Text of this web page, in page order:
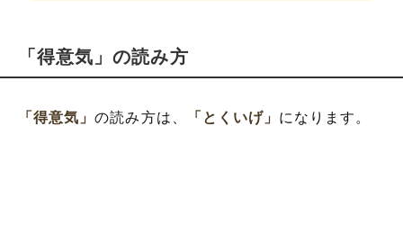
「得意気」の読み方
「得意気」の読み方は、 「とくいげ」 になります。